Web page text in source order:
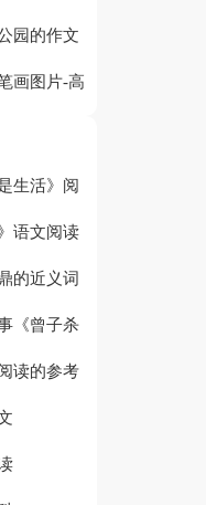
园的作文
）画图片-高
生活》阅
语文阅读
的近义词
《曾子杀
读的参考